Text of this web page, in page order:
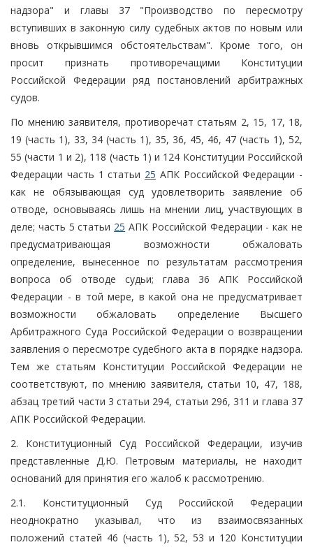
надзора" и главы 37 "Производство по пересмотру
вступивших в законную силу судебных актов по новым или
вновь открывшимся обстоятельствам". Кроме того, он
просит признать противоречащими Конституции
Российской Федерации ряд постановлений арбитражных
судов.
По мнению заявителя, противоречат статьям 2, 15, 17, 18,
19 (часть 1), 33, 34 (часть 1), 35, 36, 45, 46, 47 (часть 1), 52,
55 (части 1 и 2), 118 (часть 1) и 124 Конституции Российской
Федерации часть 1 статьи 25 АПК Российской Федерации -
как не обязывающая суд удовлетворить заявление об
отводе, основываясь лишь на мнении лиц, участвующих в
деле; часть 5 статьи 25 АПК Российской Федерации - как не
предусматривающая возможности обжаловать
определение, вынесенное по результатам рассмотрения
вопроса об отводе судьи; глава 36 АПК Российской
Федерации - в той мере, в какой она не предусматривает
возможности обжаловать определение Высшего
Арбитражного Суда Российской Федерации о возвращении
заявления о пересмотре судебного акта в порядке надзора.
Тем же статьям Конституции Российской Федерации не
соответствуют, по мнению заявителя, статьи 10, 47, 188,
абзац третий части 3 статьи 294, статьи 296, 311 и глава 37
АПК Российской Федерации.
2. Конституционный Суд Российской Федерации, изучив
представленные Д.Ю. Петровым материалы, не находит
оснований для принятия его жалоб к рассмотрению.
2.1. Конституционный Суд Российской Федерации
неоднократно указывал, что из взаимосвязанных
положений статей 46 (часть 1), 52, 53 и 120 Конституции